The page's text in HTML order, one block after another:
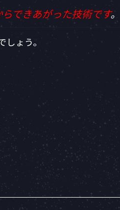
できあがった技術です。
ょう。